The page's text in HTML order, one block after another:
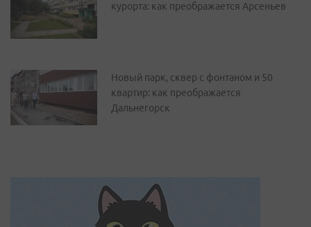
курорта: как преображается Арсеньев
Новый парк, сквер с фонтаном и 50
квартир: как преображается
Дальнегорск